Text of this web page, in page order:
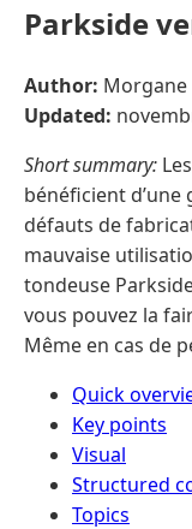
Parkside
Author:
Updated:
Short summary:
bénéficient d’une
défauts de
mauvaise
tondeuse
vous pouvez la
Même en cas de
Quick
Key points
Visual
Structured
Topics